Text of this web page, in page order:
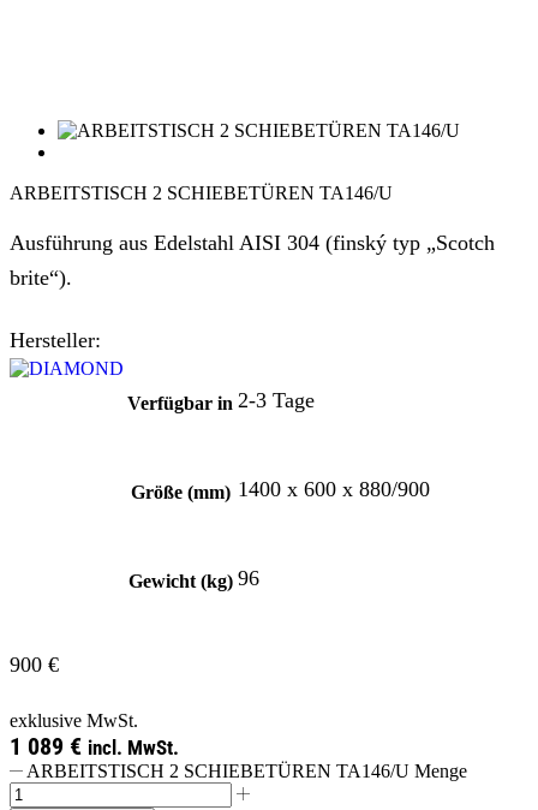
ARBEITSTISCH 2 SCHIEBETÜREN TA146/U
Ausführung aus Edelstahl AISI 304 (finský typ „Scotch
brite“).
Hersteller:
Verfügbar in 2-3 Tage
Größe (mm) 1400 x 600 x 880/900
Gewicht (kg) 96
900 €
exklusive MwSt.
1 089 € incl. MwSt.
ARBEITSTISCH 2 SCHIEBETÜREN TA146/U Menge